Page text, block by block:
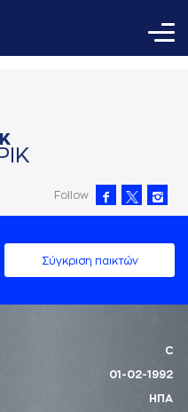
Follow
Σύγκριση παικτών
C
01-02-1992
ΗΠΑ